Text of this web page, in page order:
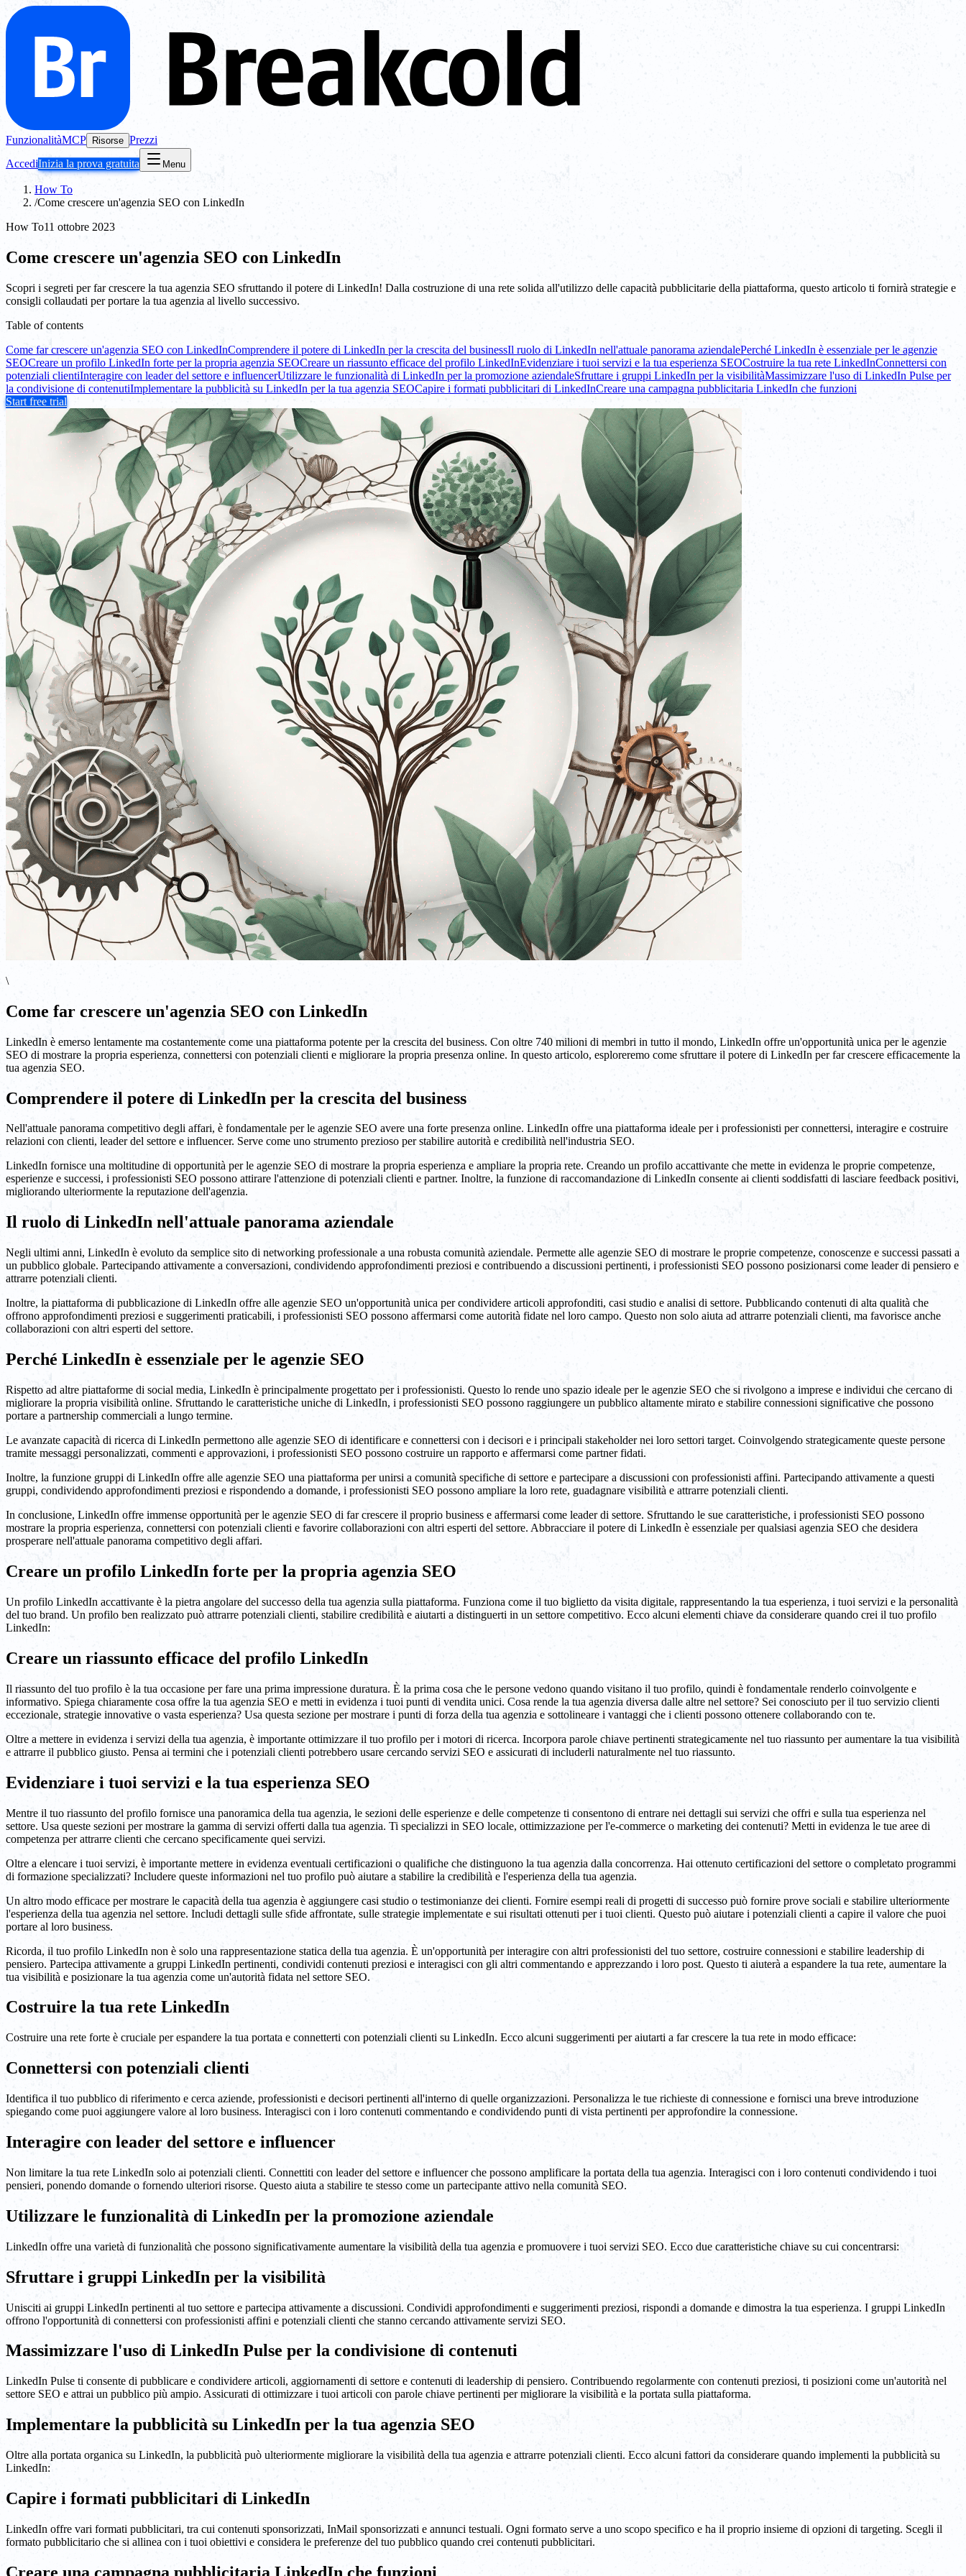
FunzionalitàMCP Risorse Prezzi
AccediInizia la prova gratuita Menu
How To
/Come crescere un'agenzia SEO con LinkedIn
How To11 ottobre 2023
Come crescere un'agenzia SEO con LinkedIn
Scopri i segreti per far crescere la tua agenzia SEO sfruttando il potere di LinkedIn! Dalla costruzione di una rete solida all'utilizzo delle capacità pubblicitarie della piattaforma, questo articolo ti fornirà strategie e
consigli collaudati per portare la tua agenzia al livello successivo.
Table of contents
Come far crescere un'agenzia SEO con LinkedInComprendere il potere di LinkedIn per la crescita del businessIl ruolo di LinkedIn nell'attuale panorama aziendalePerché LinkedIn è essenziale per le agenzie
SEOCreare un profilo LinkedIn forte per la propria agenzia SEOCreare un riassunto efficace del profilo LinkedInEvidenziare i tuoi servizi e la tua esperienza SEOCostruire la tua rete LinkedInConnettersi con
potenziali clientiInteragire con leader del settore e influencerUtilizzare le funzionalità di LinkedIn per la promozione aziendaleSfruttare i gruppi LinkedIn per la visibilitàMassimizzare l'uso di LinkedIn Pulse per
la condivisione di contenutiImplementare la pubblicità su LinkedIn per la tua agenzia SEOCapire i formati pubblicitari di LinkedInCreare una campagna pubblicitaria LinkedIn che funzioni
Start free trial
\
Come far crescere un'agenzia SEO con LinkedIn
LinkedIn è emerso lentamente ma costantemente come una piattaforma potente per la crescita del business. Con oltre 740 milioni di membri in tutto il mondo, LinkedIn offre un'opportunità unica per le agenzie
SEO di mostrare la propria esperienza, connettersi con potenziali clienti e migliorare la propria presenza online. In questo articolo, esploreremo come sfruttare il potere di LinkedIn per far crescere efficacemente la
tua agenzia SEO.
Comprendere il potere di LinkedIn per la crescita del business
Nell'attuale panorama competitivo degli affari, è fondamentale per le agenzie SEO avere una forte presenza online. LinkedIn offre una piattaforma ideale per i professionisti per connettersi, interagire e costruire
relazioni con clienti, leader del settore e influencer. Serve come uno strumento prezioso per stabilire autorità e credibilità nell'industria SEO.
LinkedIn fornisce una moltitudine di opportunità per le agenzie SEO di mostrare la propria esperienza e ampliare la propria rete. Creando un profilo accattivante che mette in evidenza le proprie competenze,
esperienze e successi, i professionisti SEO possono attirare l'attenzione di potenziali clienti e partner. Inoltre, la funzione di raccomandazione di LinkedIn consente ai clienti soddisfatti di lasciare feedback positivi,
migliorando ulteriormente la reputazione dell'agenzia.
Il ruolo di LinkedIn nell'attuale panorama aziendale
Negli ultimi anni, LinkedIn è evoluto da semplice sito di networking professionale a una robusta comunità aziendale. Permette alle agenzie SEO di mostrare le proprie competenze, conoscenze e successi passati a
un pubblico globale. Partecipando attivamente a conversazioni, condividendo approfondimenti preziosi e contribuendo a discussioni pertinenti, i professionisti SEO possono posizionarsi come leader di pensiero e
attrarre potenziali clienti.
Inoltre, la piattaforma di pubblicazione di LinkedIn offre alle agenzie SEO un'opportunità unica per condividere articoli approfonditi, casi studio e analisi di settore. Pubblicando contenuti di alta qualità che
offrono approfondimenti preziosi e suggerimenti praticabili, i professionisti SEO possono affermarsi come autorità fidate nel loro campo. Questo non solo aiuta ad attrarre potenziali clienti, ma favorisce anche
collaborazioni con altri esperti del settore.
Perché LinkedIn è essenziale per le agenzie SEO
Rispetto ad altre piattaforme di social media, LinkedIn è principalmente progettato per i professionisti. Questo lo rende uno spazio ideale per le agenzie SEO che si rivolgono a imprese e individui che cercano di
migliorare la propria visibilità online. Sfruttando le caratteristiche uniche di LinkedIn, i professionisti SEO possono raggiungere un pubblico altamente mirato e stabilire connessioni significative che possono
portare a partnership commerciali a lungo termine.
Le avanzate capacità di ricerca di LinkedIn permettono alle agenzie SEO di identificare e connettersi con i decisori e i principali stakeholder nei loro settori target. Coinvolgendo strategicamente queste persone
tramite messaggi personalizzati, commenti e approvazioni, i professionisti SEO possono costruire un rapporto e affermarsi come partner fidati.
Inoltre, la funzione gruppi di LinkedIn offre alle agenzie SEO una piattaforma per unirsi a comunità specifiche di settore e partecipare a discussioni con professionisti affini. Partecipando attivamente a questi
gruppi, condividendo approfondimenti preziosi e rispondendo a domande, i professionisti SEO possono ampliare la loro rete, guadagnare visibilità e attrarre potenziali clienti.
In conclusione, LinkedIn offre immense opportunità per le agenzie SEO di far crescere il proprio business e affermarsi come leader di settore. Sfruttando le sue caratteristiche, i professionisti SEO possono
mostrare la propria esperienza, connettersi con potenziali clienti e favorire collaborazioni con altri esperti del settore. Abbracciare il potere di LinkedIn è essenziale per qualsiasi agenzia SEO che desidera
prosperare nell'attuale panorama competitivo degli affari.
Creare un profilo LinkedIn forte per la propria agenzia SEO
Un profilo LinkedIn accattivante è la pietra angolare del successo della tua agenzia sulla piattaforma. Funziona come il tuo biglietto da visita digitale, rappresentando la tua esperienza, i tuoi servizi e la personalità
del tuo brand. Un profilo ben realizzato può attrarre potenziali clienti, stabilire credibilità e aiutarti a distinguerti in un settore competitivo. Ecco alcuni elementi chiave da considerare quando crei il tuo profilo
LinkedIn:
Creare un riassunto efficace del profilo LinkedIn
Il riassunto del tuo profilo è la tua occasione per fare una prima impressione duratura. È la prima cosa che le persone vedono quando visitano il tuo profilo, quindi è fondamentale renderlo coinvolgente e
informativo. Spiega chiaramente cosa offre la tua agenzia SEO e metti in evidenza i tuoi punti di vendita unici. Cosa rende la tua agenzia diversa dalle altre nel settore? Sei conosciuto per il tuo servizio clienti
eccezionale, strategie innovative o vasta esperienza? Usa questa sezione per mostrare i punti di forza della tua agenzia e sottolineare i vantaggi che i clienti possono ottenere collaborando con te.
Oltre a mettere in evidenza i servizi della tua agenzia, è importante ottimizzare il tuo profilo per i motori di ricerca. Incorpora parole chiave pertinenti strategicamente nel tuo riassunto per aumentare la tua visibilità
e attrarre il pubblico giusto. Pensa ai termini che i potenziali clienti potrebbero usare cercando servizi SEO e assicurati di includerli naturalmente nel tuo riassunto.
Evidenziare i tuoi servizi e la tua esperienza SEO
Mentre il tuo riassunto del profilo fornisce una panoramica della tua agenzia, le sezioni delle esperienze e delle competenze ti consentono di entrare nei dettagli sui servizi che offri e sulla tua esperienza nel
settore. Usa queste sezioni per mostrare la gamma di servizi offerti dalla tua agenzia. Ti specializzi in SEO locale, ottimizzazione per l'e-commerce o marketing dei contenuti? Metti in evidenza le tue aree di
competenza per attrarre clienti che cercano specificamente quei servizi.
Oltre a elencare i tuoi servizi, è importante mettere in evidenza eventuali certificazioni o qualifiche che distinguono la tua agenzia dalla concorrenza. Hai ottenuto certificazioni del settore o completato programmi
di formazione specializzati? Includere queste informazioni nel tuo profilo può aiutare a stabilire la credibilità e l'esperienza della tua agenzia.
Un altro modo efficace per mostrare le capacità della tua agenzia è aggiungere casi studio o testimonianze dei clienti. Fornire esempi reali di progetti di successo può fornire prove sociali e stabilire ulteriormente
l'esperienza della tua agenzia nel settore. Includi dettagli sulle sfide affrontate, sulle strategie implementate e sui risultati ottenuti per i tuoi clienti. Questo può aiutare i potenziali clienti a capire il valore che puoi
portare al loro business.
Ricorda, il tuo profilo LinkedIn non è solo una rappresentazione statica della tua agenzia. È un'opportunità per interagire con altri professionisti del tuo settore, costruire connessioni e stabilire leadership di
pensiero. Partecipa attivamente a gruppi LinkedIn pertinenti, condividi contenuti preziosi e interagisci con gli altri commentando e apprezzando i loro post. Questo ti aiuterà a espandere la tua rete, aumentare la
tua visibilità e posizionare la tua agenzia come un'autorità fidata nel settore SEO.
Costruire la tua rete LinkedIn
Costruire una rete forte è cruciale per espandere la tua portata e connetterti con potenziali clienti su LinkedIn. Ecco alcuni suggerimenti per aiutarti a far crescere la tua rete in modo efficace:
Connettersi con potenziali clienti
Identifica il tuo pubblico di riferimento e cerca aziende, professionisti e decisori pertinenti all'interno di quelle organizzazioni. Personalizza le tue richieste di connessione e fornisci una breve introduzione
spiegando come puoi aggiungere valore al loro business. Interagisci con i loro contenuti commentando e condividendo punti di vista pertinenti per approfondire la connessione.
Interagire con leader del settore e influencer
Non limitare la tua rete LinkedIn solo ai potenziali clienti. Connettiti con leader del settore e influencer che possono amplificare la portata della tua agenzia. Interagisci con i loro contenuti condividendo i tuoi
pensieri, ponendo domande o fornendo ulteriori risorse. Questo aiuta a stabilire te stesso come un partecipante attivo nella comunità SEO.
Utilizzare le funzionalità di LinkedIn per la promozione aziendale
LinkedIn offre una varietà di funzionalità che possono significativamente aumentare la visibilità della tua agenzia e promuovere i tuoi servizi SEO. Ecco due caratteristiche chiave su cui concentrarsi:
Sfruttare i gruppi LinkedIn per la visibilità
Unisciti ai gruppi LinkedIn pertinenti al tuo settore e partecipa attivamente a discussioni. Condividi approfondimenti e suggerimenti preziosi, rispondi a domande e dimostra la tua esperienza. I gruppi LinkedIn
offrono l'opportunità di connettersi con professionisti affini e potenziali clienti che stanno cercando attivamente servizi SEO.
Massimizzare l'uso di LinkedIn Pulse per la condivisione di contenuti
LinkedIn Pulse ti consente di pubblicare e condividere articoli, aggiornamenti di settore e contenuti di leadership di pensiero. Contribuendo regolarmente con contenuti preziosi, ti posizioni come un'autorità nel
settore SEO e attrai un pubblico più ampio. Assicurati di ottimizzare i tuoi articoli con parole chiave pertinenti per migliorare la visibilità e la portata sulla piattaforma.
Implementare la pubblicità su LinkedIn per la tua agenzia SEO
Oltre alla portata organica su LinkedIn, la pubblicità può ulteriormente migliorare la visibilità della tua agenzia e attrarre potenziali clienti. Ecco alcuni fattori da considerare quando implementi la pubblicità su
LinkedIn:
Capire i formati pubblicitari di LinkedIn
LinkedIn offre vari formati pubblicitari, tra cui contenuti sponsorizzati, InMail sponsorizzati e annunci testuali. Ogni formato serve a uno scopo specifico e ha il proprio insieme di opzioni di targeting. Scegli il
formato pubblicitario che si allinea con i tuoi obiettivi e considera le preferenze del tuo pubblico quando crei contenuti pubblicitari.